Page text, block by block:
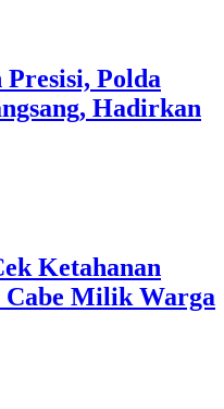
Polda
Hadirkan
Ketahanan
Cabe Milik Warga